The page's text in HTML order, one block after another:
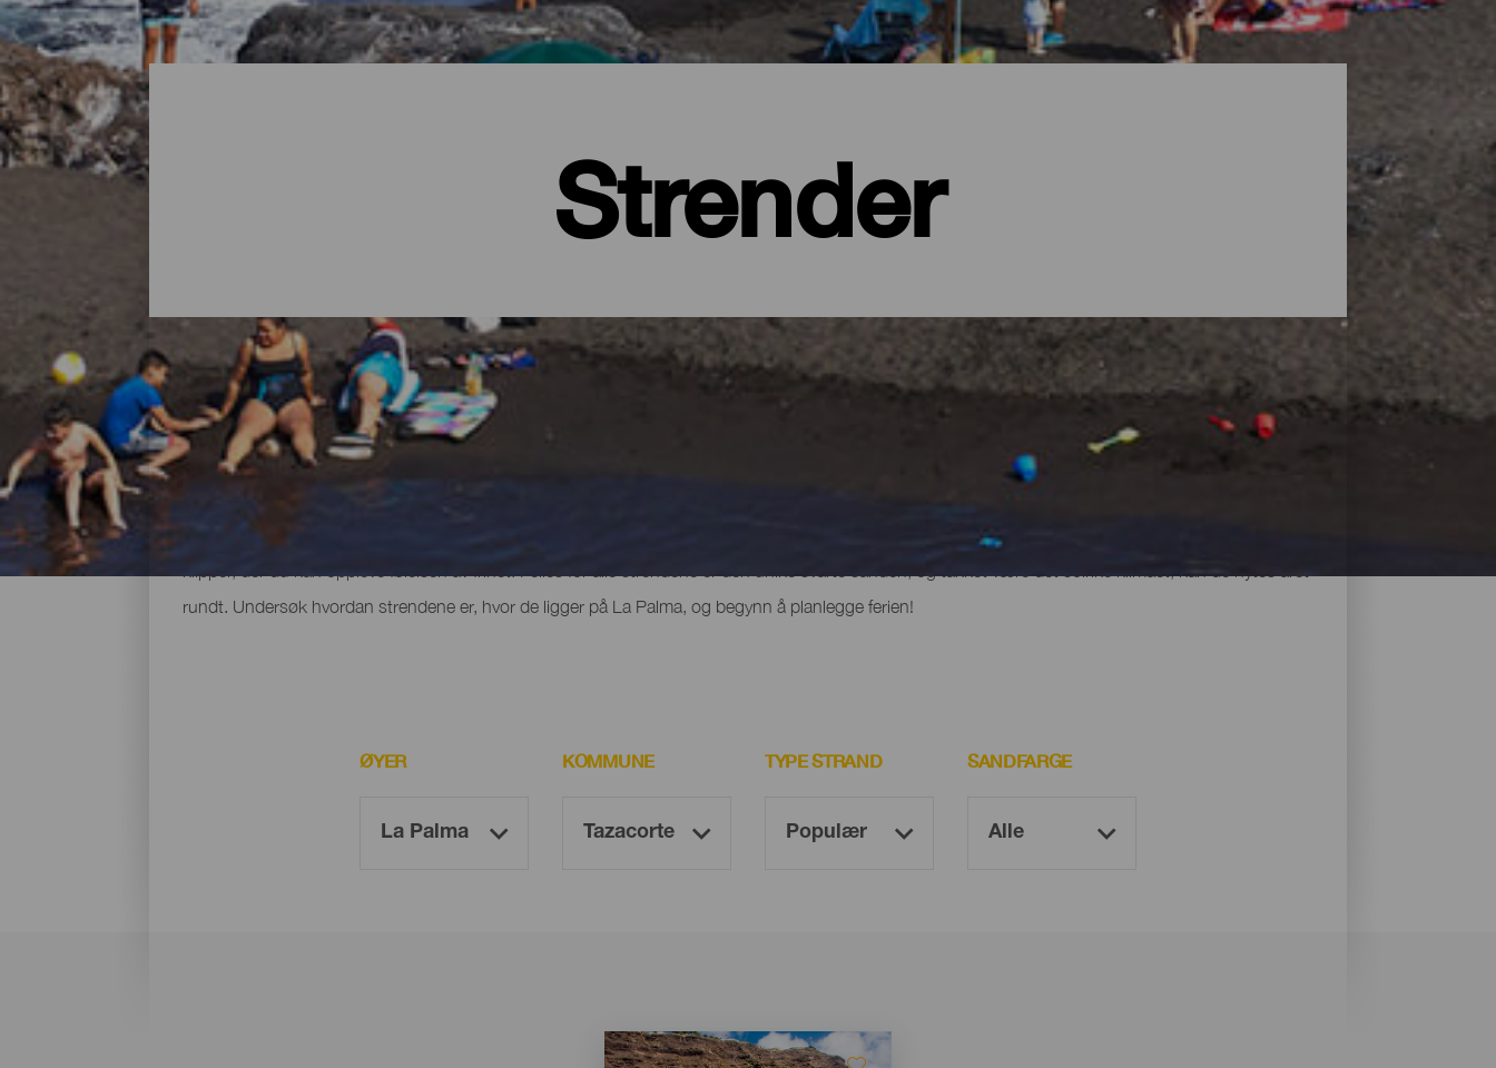
Strender
Alle strendene på La Palma
med flotte strender. Det finnes bystrender med alle fasiliteter, store strender hvor du finner din egen plass, og små strender, ved foten av fjell eller
rundt. Undersøk hvordan strendene er, hvor de ligger på La Palma, og begynn å planlegge ferien!
ØYER KOMMUNE TYPE STRAND SANDFARGE
Imagen
Listado
Imagen